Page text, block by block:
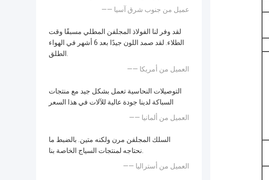
—— عميل من جنوب شرق آسيا
لقد وفر لنا الفولاذ المجلفن المطلي مسبقًا وقت
الطلاء. لقد صمد اللون جيدًا بعد 6 أشهر في الهواء
الطلق.
—— العميل من أمريكا
التوصيلات النحاسية تعمل بشكل جيد مع منتجات
السباكة لدينا جودة عالية للآلات في هذا السعر
—— العميل من ألمانيا
السلك المجلفن مرن ولكنه متين. بالضبط ما
نحتاجه لمنتجات السياج الخاصة بنا.
—— العميل من أستراليا